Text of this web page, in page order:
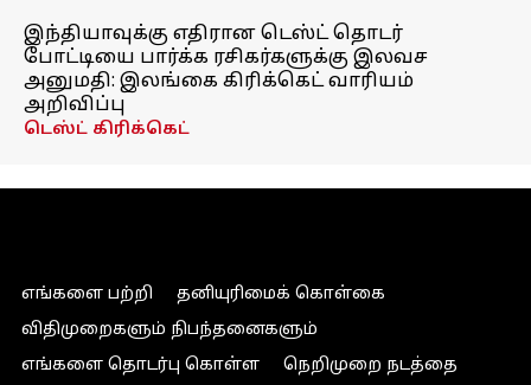
இந்தியாவுக்கு எதிரான டெஸ்ட் தொடர்
போட்டியை பார்க்க ரசிகர்களுக்கு இலவச
அனுமதி: இலங்கை கிரிக்கெட் வாரியம்
அறிவிப்பு
டெஸ்ட் கிரிக்கெட்
எங்களை பற்றி
தனியுரிமைக் கொள்கை
விதிமுறைகளும் நிபந்தனைகளும்
எங்களை தொடர்பு கொள்ள
நெறிமுறை நடத்தை